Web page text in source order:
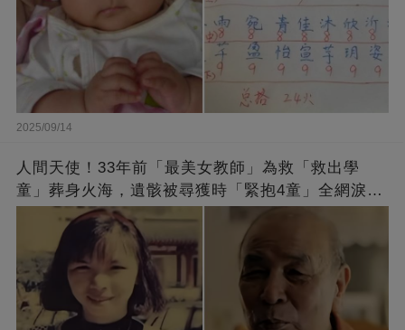
2025/09/14
人間天使！33年前「最美女教師」為救「救出學
童」葬身火海，遺骸被尋獲時「緊抱4童」全網淚
崩：真正的英雄不該被遺忘